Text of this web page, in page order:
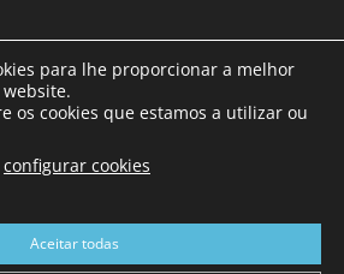
SIGA-NOS
para lhe proporcionar a melhor
os cookies que estamos a utilizar ou
configurar cookies
Aceitar todas